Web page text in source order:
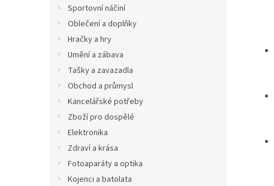
Sportovní náčiní
Oblečení a doplňky
Hračky a hry
Umění a zábava
Tašky a zavazadla
Obchod a průmysl
Kancelářské potřeby
Zboží pro dospělé
Elektronika
Zdraví a krása
Fotoaparáty a optika
Kojenci a batolata